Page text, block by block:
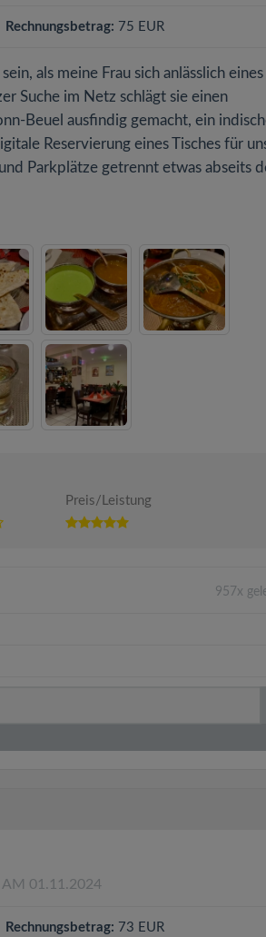
Rechnungsbetrag: 75 EUR
als meine Frau sich anlässlich eines
Suche im Netz schlägt sie einen
Beuel ausfindig gemacht, ein
Reservierung eines Tisches für
Parkplätze getrennt etwas abseits
Preis/Leistung
957x
AM 01.11.2024
Rechnungsbetrag: 73 EUR